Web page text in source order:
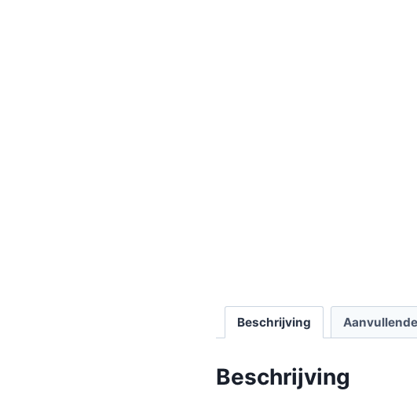
Beschrijving
Beschrijving